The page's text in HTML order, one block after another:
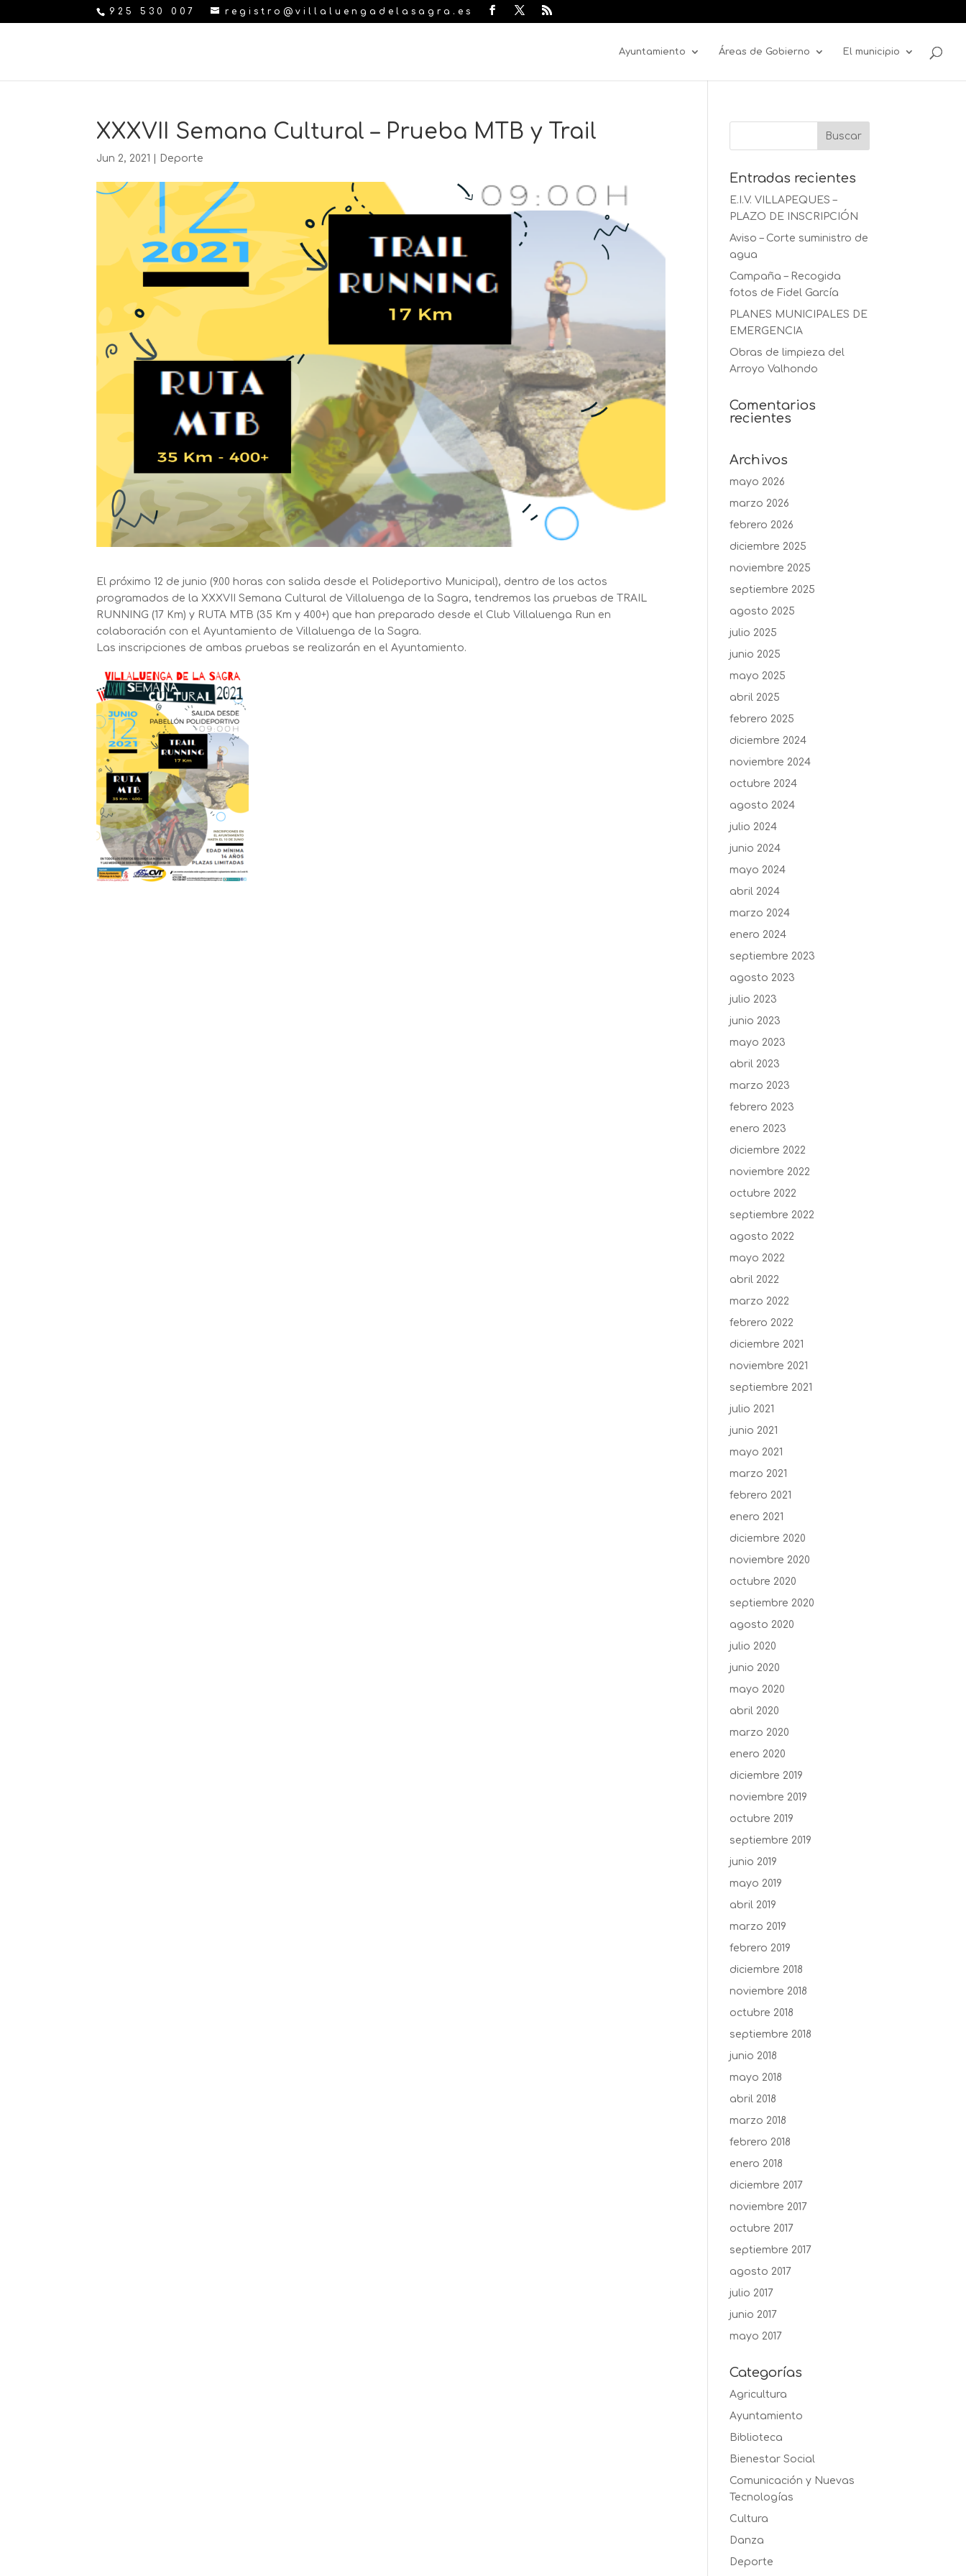
925 530 007 registro@villaluengadelasagra.es
Ayuntamiento Áreas de Gobierno El municipio
XXXVII Semana Cultural – Prueba MTB y Trail
Jun 2, 2021 Deporte
El próximo 12 de junio (9.00 horas con salida desde el Polideportivo Municipal), dentro de los actos
programados de la XXXVII Semana Cultural de Villaluenga de la Sagra, tendremos las pruebas de TRAIL
RUNNING (17 Km) y RUTA MTB (35 Km y 400+) que han preparado desde el Club Villaluenga Run en
colaboración con el Ayuntamiento de Villaluenga de la Sagra.
Las inscripciones de ambas pruebas se realizarán en el Ayuntamiento.
Entradas recientes
E.I.V. VILLAPEQUES –
PLAZO DE INSCRIPCIÓN
Aviso – Corte suministro de
agua
Campaña – Recogida
fotos de Fidel García
PLANES MUNICIPALES DE
EMERGENCIA
Obras de limpieza del
Arroyo Valhondo
Comentarios
recientes
Archivos
mayo 2026
marzo 2026
febrero 2026
diciembre 2025
noviembre 2025
septiembre 2025
agosto 2025
julio 2025
junio 2025
mayo 2025
abril 2025
febrero 2025
diciembre 2024
noviembre 2024
octubre 2024
agosto 2024
julio 2024
junio 2024
mayo 2024
abril 2024
marzo 2024
enero 2024
septiembre 2023
agosto 2023
julio 2023
junio 2023
mayo 2023
abril 2023
marzo 2023
febrero 2023
enero 2023
diciembre 2022
noviembre 2022
octubre 2022
septiembre 2022
agosto 2022
mayo 2022
abril 2022
marzo 2022
febrero 2022
diciembre 2021
noviembre 2021
septiembre 2021
julio 2021
junio 2021
mayo 2021
marzo 2021
febrero 2021
enero 2021
diciembre 2020
noviembre 2020
octubre 2020
septiembre 2020
agosto 2020
julio 2020
junio 2020
mayo 2020
abril 2020
marzo 2020
enero 2020
diciembre 2019
noviembre 2019
octubre 2019
septiembre 2019
junio 2019
mayo 2019
abril 2019
marzo 2019
febrero 2019
diciembre 2018
noviembre 2018
octubre 2018
septiembre 2018
junio 2018
mayo 2018
abril 2018
marzo 2018
febrero 2018
enero 2018
diciembre 2017
noviembre 2017
octubre 2017
septiembre 2017
agosto 2017
julio 2017
junio 2017
mayo 2017
Categorías
Agricultura
Ayuntamiento
Biblioteca
Bienestar Social
Comunicación y Nuevas
Tecnologías
Cultura
Danza
Deporte